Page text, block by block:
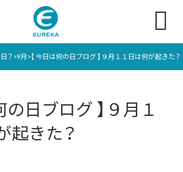

？>9月>【 今日は何の日ブログ 】９月１１日は何が起きた？
の日ブログ 】９月１
起きた？